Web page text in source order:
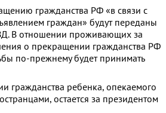
гражданства РФ «в связи с
граждан» будут переданы
В отношении проживающих за
о прекращении гражданства РФ
по-прежнему будет принимать
гражданства ребенка, опекаемого
остается за президентом